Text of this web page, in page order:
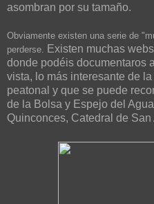
asombran por su tamaño.
Obviamente existen una serie de
perderse.
Existen muchas
donde podéis documentaros
vista, lo más interesante de
peatonal y que se puede
de la Bolsa y Espejo del
Quinconces, Catedral de San